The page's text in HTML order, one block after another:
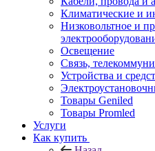
Климатические и
Низковольтное и
Освещение
Связь,
Устройства и
Товары Geniled
Товары Promled
Услуги
Как купить